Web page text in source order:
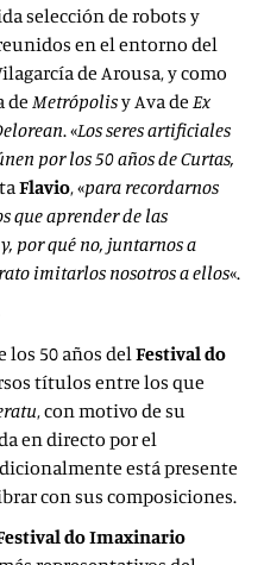
selección de robots y
en el entorno del
de Arousa, y como
de Metrópolisy Ava de Ex
. «Los seres artificiales
por los 50 años de Curtas,
Flavio, «para recordarnos
que aprender de las
por qué no, juntarnos a
imitarlos nosotros a ellos«.
los 50 años delFestival do
títulos entre los que
, con motivo de su
en directo por el
está presente
con sus composiciones.
do Imaxinario